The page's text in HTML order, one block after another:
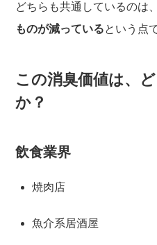
どちらも共通しているのは
ものが減っているという点
この消臭価値は、
か？
飲食業界
焼肉店
魚介系居酒屋